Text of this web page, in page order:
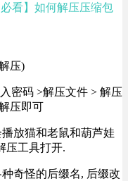
看】如何解压压缩包
压)
密码 >解压文件 > 解压
压即可
放猫和老鼠和葫芦娃
压工具打开.
奇怪的后缀名, 后缀改